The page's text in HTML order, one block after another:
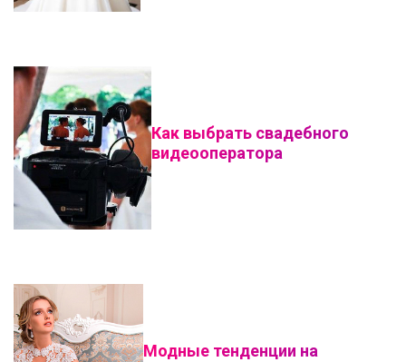
Как выбрать свадебного
видеооператора
Модные тенденции на